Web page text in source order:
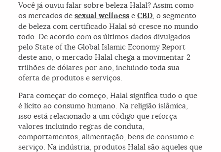
Você já ouviu falar sobre beleza Halal? Assim como
os mercados desexual wellness eCBD, o segmento
de beleza com certificado Halal só cresce no mundo
todo. De acordo com os últimos dados divulgados
pelo State of the Global Islamic Economy Report
deste ano, o mercado Halal chega a movimentar 2
trilhões de dólares por ano, incluindo toda sua
oferta de produtos e serviços.
Para começar do começo, Halal significa tudo o que
é lícito ao consumo humano. Na religião islâmica,
isso está relacionado a um código que reforça
valores incluindo regras de conduta,
comportamentos, alimentação, bens de consumo e
serviço. Na indústria, produtos Halal são aqueles que